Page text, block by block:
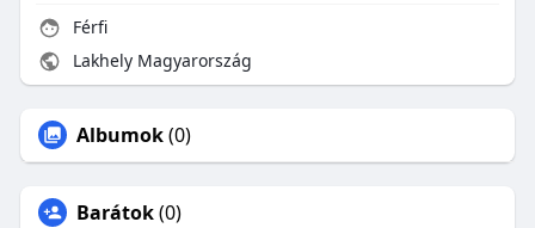
Férfi
Lakhely Magyarország
Albumok(0)
Barátok(0)